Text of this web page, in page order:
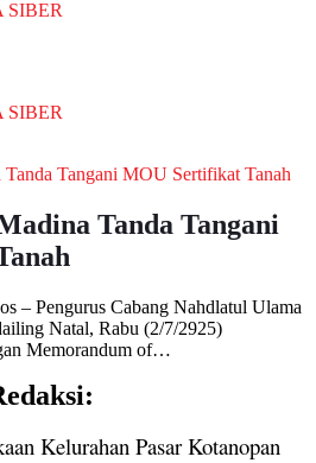
SIBER
SIBER
Tanda Tangani
– Pengurus Cabang Nahdlatul Ulama
Natal, Rabu (2/7/2925)
Memorandum of…
Kelurahan Pasar Kotanopan